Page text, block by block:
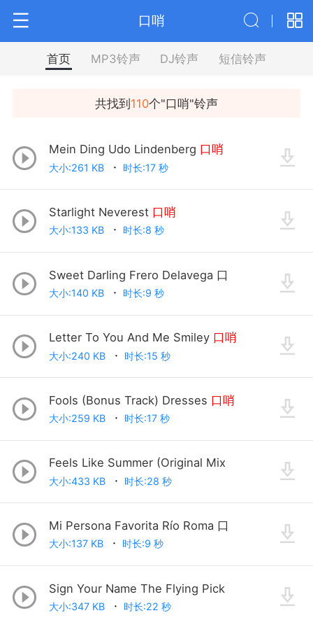
口哨
首页 MP3铃声 DJ铃声 短信铃声
共找到110个"口哨"铃声
Mein Ding Udo Lindenberg 口哨
大小:261 KB 时长:17 秒
Starlight Neverest 口哨
大小:133 KB 时长:8 秒
Sweet Darling Frero Delavega 口
大小:140 KB 时长:9 秒
Letter To You And Me Smiley 口哨
大小:240 KB 时长:15 秒
Fools (Bonus Track) Dresses 口哨
大小:259 KB 时长:17 秒
Feels Like Summer (Original Mix
大小:433 KB 时长:28 秒
Mi Persona Favorita Río Roma 口
大小:137 KB 时长:9 秒
Sign Your Name The Flying Pick
大小:347 KB 时长:22 秒